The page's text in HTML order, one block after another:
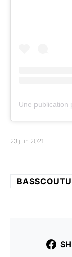
23 juin 2021